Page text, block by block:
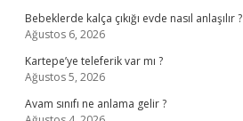
Bebeklerde kalça çıkığı evde nasıl anlaşılır ?
Ağustos 6, 2026
Kartepe’ye teleferik var mı ?
Ağustos 5, 2026
Avam sınıfı ne anlama gelir ?